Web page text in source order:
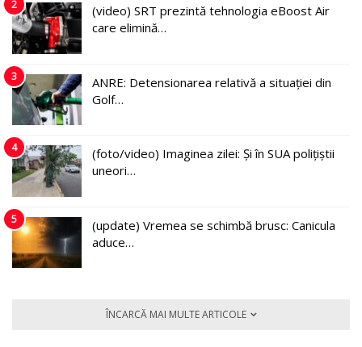
2
(video) SRT prezintă tehnologia eBoost Air
care elimină…
3
ANRE: Detensionarea relativă a situației din
Golf…
4
(foto/video) Imaginea zilei: Și în SUA polițiștii
uneori…
5
(update) Vremea se schimbă brusc: Canicula
aduce…
ÎNCARCĂ MAI MULTE ARTICOLE